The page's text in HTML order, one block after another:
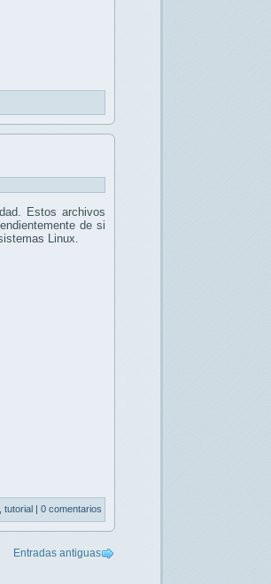
Estos archivos
de si
Linux.
tutorial | 0 comentarios
Entradas antiguas